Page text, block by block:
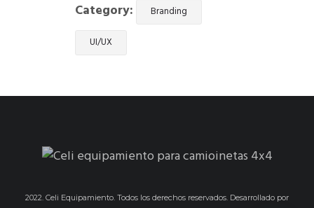
Category:
Branding
UI/UX
2022. Celi Equipamiento. Todos los derechos reservados. Desarrollado por